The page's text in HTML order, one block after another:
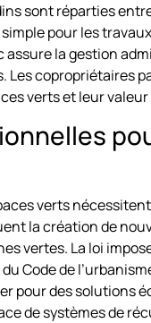
sont réparties
pour les
assure la gestion
Les copropriétaires
verts et leur
verts
la création de
vertes. La loi
Code de
pour des solutions
de systèmes de